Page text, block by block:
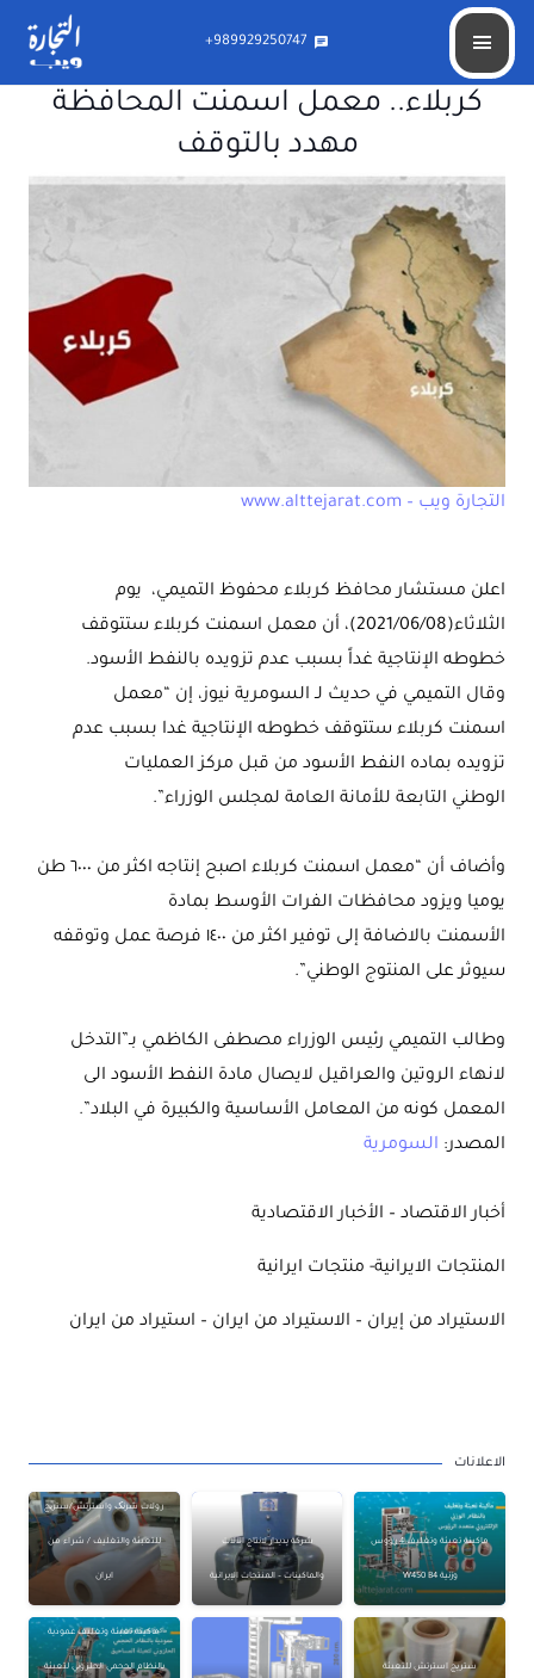
chat
989929250747+
كربلاء.. معمل اسمنت المحافظة
مهدد بالتوقف
التجارة ويب – www.alttejarat.com
اعلن مستشار محافظ كربلاء محفوظ التميمي، يوم
الثلاثاء(2021/06/08)، أن معمل اسمنت كربلاء ستتوقف
خطوطه الإنتاجية غداً بسبب عدم تزويده بالنفط الأسود.
وقال التميمي في حديث لـ السومرية نيوز، إن “معمل
اسمنت كربلاء ستتوقف خطوطه الإنتاجية غدا بسبب عدم
تزويده بماده النفط الأسود من قبل مركز العمليات
الوطني التابعة للأمانة العامة ل‍مجلس الوزراء”.
وأضاف أن “معمل اسمنت كربلاء اصبح إنتاجه اكثر من ٦٠٠٠ طن
يوميا ويزود محافظات الفرات الأوسط بمادة
الأسمنت بالاضافة إلى توفير اكثر من ١٤٠٠ فرصة عمل وتوقفه
سيوثر على المنتوج الوطني”.
وطالب التميمي رئيس الوزراء مصطفى الكاظمي بـ”التدخل
لانهاء الروتين والعراقيل لايصال مادة النفط الأسود الى
المعمل كونه من المعامل الأساسية والكبيرة في البلاد”.
المصدر: السومرية
أخبار الاقتصاد – الأخبار الاقتصادية
المنتجات الايرانية- منتجات ايرانية
الاستيراد من إيران – الاستيراد من ايران – استيراد من ايران
الاعلانات
ماكينة تعبئة وتغليف 4 رؤوس
وزنية W450 B4
شركة پديدار لانتاج الآلات
والماكينات – المنتجات الإيرانية
رولات شرنک واسترتش/ستریج
للتعبئة والتغليف / شراء من
ايران
ستريج استرتش للتعبئة
ماكينة تعبئة وتغليف عمودية
بالنظام الحجمي الحلزوني لتعبئة